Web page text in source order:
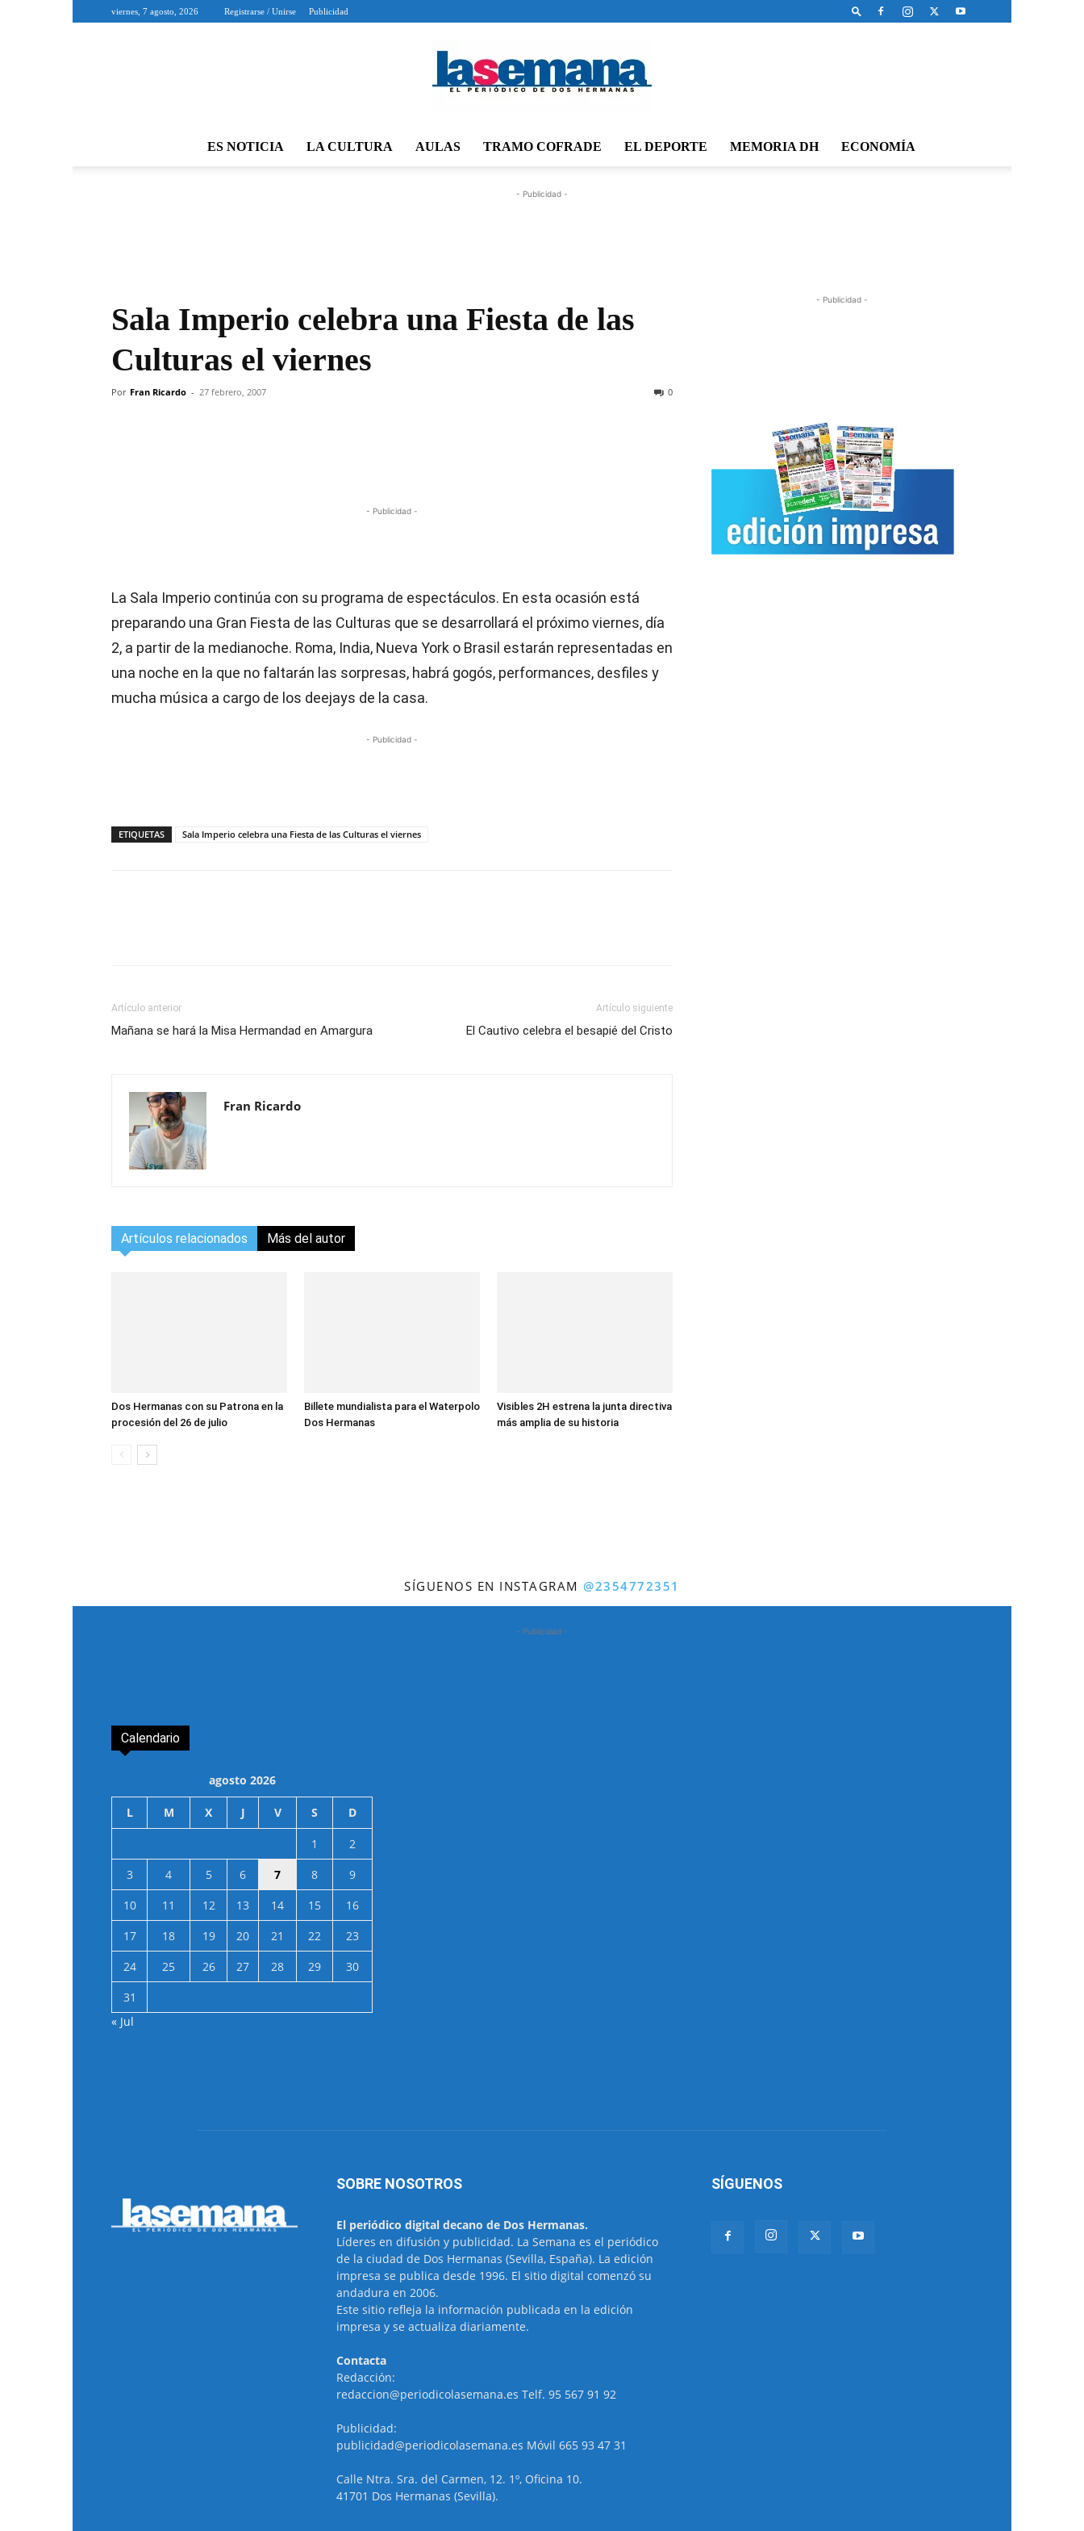
viernes, 7 agosto, 2026 Registrarse / Unirse Publicidad
ES NOTICIA LA CULTURA AULAS TRAMO COFRADE EL DEPORTE MEMORIA DH ECONOMÍA
- Publicidad -
Sala Imperio celebra una Fiesta de las
Culturas el viernes
Por Fran Ricardo - 27 febrero, 2007 0
- Publicidad -
La Sala Imperio continúa con su programa de espectáculos. En esta ocasión está
preparando una Gran Fiesta de las Culturas que se desarrollará el próximo viernes, día
2, a partir de la medianoche. Roma, India, Nueva York o Brasil estarán representadas en
una noche en la que no faltarán las sorpresas, habrá gogós, performances, desfiles y
mucha música a cargo de los deejays de la casa.
- Publicidad -
ETIQUETAS Sala Imperio celebra una Fiesta de las Culturas el viernes
Artículo anterior
Mañana se hará la Misa Hermandad en Amargura
Artículo siguiente
El Cautivo celebra el besapié del Cristo
Fran Ricardo
Artículos relacionados Más del autor
Dos Hermanas con su Patrona en la
procesión del 26 de julio
Billete mundialista para el Waterpolo
Dos Hermanas
Visibles 2H estrena la junta directiva
más amplia de su historia
- Publicidad -
SÍGUENOS EN INSTAGRAM@2354772351
- Publicidad -
Calendario
agosto 2026
L M X J V S D
1
2
3
4 5 6 7 8
9
10
11 12 13 14 15
16
17
18 19 20 21 22
23
24
25 26 27 28 29
30
31
« Jul
SOBRE NOSOTROS
El periódico digital decano de Dos Hermanas.
Líderes en difusión y publicidad. La Semana es el periódico
de la ciudad de Dos Hermanas (Sevilla, España). La edición
impresa se publica desde 1996. El sitio digital comenzó su
andadura en 2006.
Este sitio refleja la información publicada en la edición
impresa y se actualiza diariamente.
Contacta
Redacción:
redaccion@periodicolasemana.es Telf. 95 567 91 92
Publicidad:
publicidad@periodicolasemana.es Móvil 665 93 47 31
Calle Ntra. Sra. del Carmen, 12. 1º, Oficina 10.
41701 Dos Hermanas (Sevilla).
SÍGUENOS